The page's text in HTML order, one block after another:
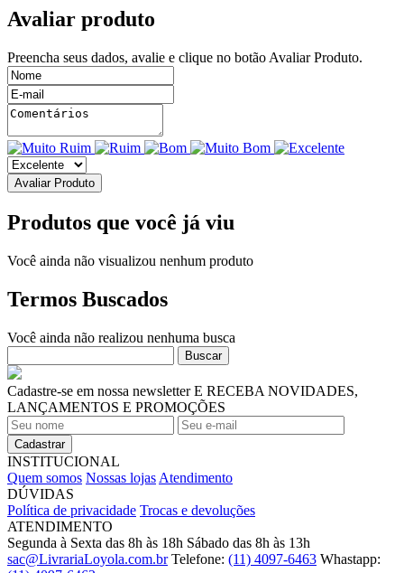
Avaliar produto
Preencha seus dados, avalie e clique no botão Avaliar Produto.
Avaliar Produto
Produtos que você já viu
Você ainda não visualizou nenhum produto
Termos Buscados
Você ainda não realizou nenhuma busca
Buscar
Cadastre-se em nossa newsletter E RECEBA NOVIDADES,
LANÇAMENTOS E PROMOÇÕES
INSTITUCIONAL
Quem somos Nossas lojas Atendimento
DÚVIDAS
Política de privacidade Trocas e devoluções
ATENDIMENTO
Segunda à Sexta das 8h às 18h Sábado das 8h às 13h
sac@LivrariaLoyola.com.br Telefone: (11) 4097-6463 Whastapp: